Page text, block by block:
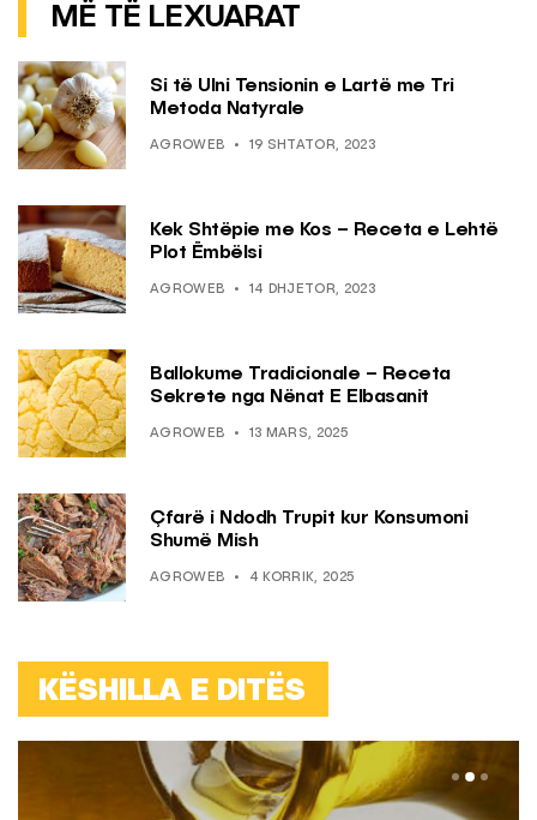
MË TË LEXUARAT
Si të Ulni Tensionin e Lartë me Tri
Metoda Natyrale
AGROWEB 19 SHTATOR, 2023
Kek Shtëpie me Kos – Receta e Lehtë
Plot Ëmbëlsi
AGROWEB 14 DHJETOR, 2023
Ballokume Tradicionale – Receta
Sekrete nga Nënat E Elbasanit
AGROWEB 13 MARS, 2025
Çfarë i Ndodh Trupit kur Konsumoni
Shumë Mish
AGROWEB 4 KORRIK, 2025
KËSHILLA E DITËS